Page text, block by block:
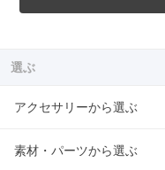
選ぶ
アクセサリーから選ぶ
素材・パーツから選ぶ